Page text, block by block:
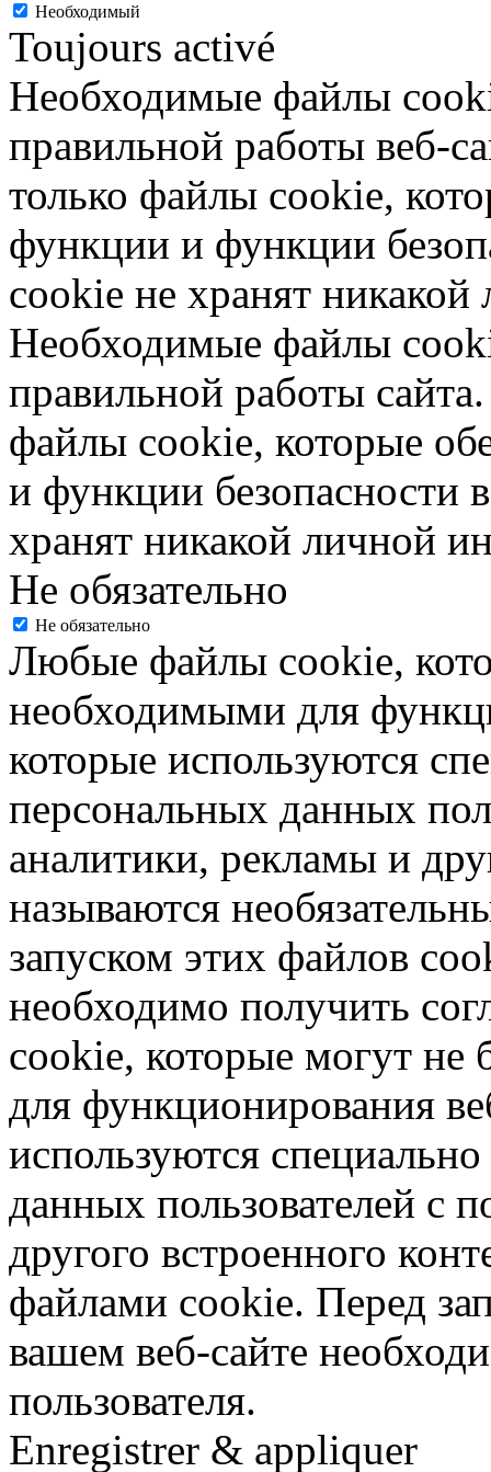
Необходимый
Toujours activé
Необходимые файлы
правильной работы веб-
только файлы cookie,
функции и функции
cookie не хранят
Необходимые файлы
правильной работы
файлы cookie, которые
и функции безопасности
хранят никакой личной
Не обязательно
Не обязательно
Любые файлы cookie,
необходимыми для
которые используются
персональных данных
аналитики, рекламы и
называются
запуском этих файлов
необходимо получить
cookie, которые могут
для функционирования
используются
данных пользователей с
другого встроенного
файлами cookie. Перед
вашем веб-сайте
пользователя.
Enregistrer & appliquer